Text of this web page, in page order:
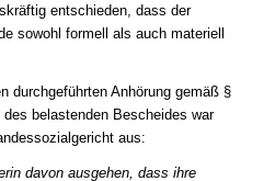
entschieden, dass der
sowohl formell als auch materiell
durchgeführten Anhörung gemäß §
belastenden Bescheides war
aus:
davon ausgehen, dass ihre